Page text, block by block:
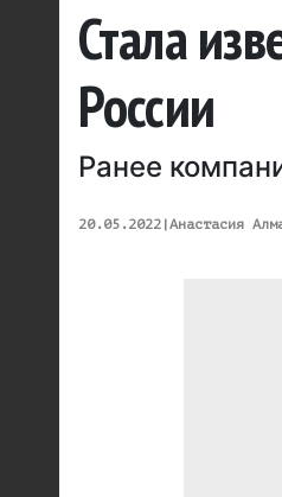
Стала
России
Ранее
20.05.2022|Анастасия